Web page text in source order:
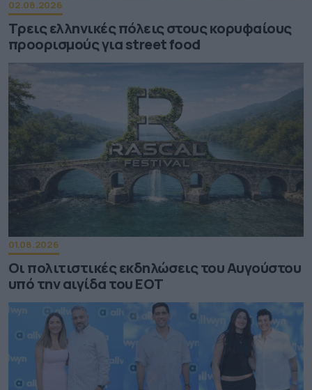
02.08.2026
Τρεις ελληνικές πόλεις στους κορυφαίους
προορισμούς για street food
01.08.2026
Οι πολιτιστικές εκδηλώσεις του Αυγούστου
υπό την αιγίδα του ΕΟΤ